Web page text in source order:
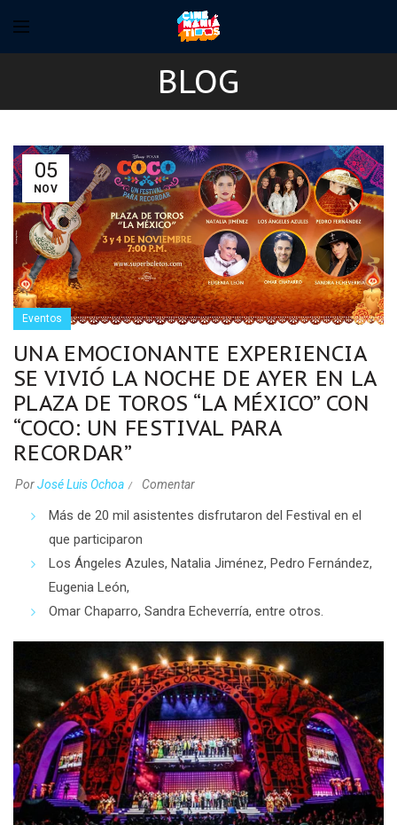
BLOG
05
NOV
Eventos
UNA EMOCIONANTE EXPERIENCIA
SE VIVIÓ LA NOCHE DE AYER EN LA
PLAZA DE TOROS “LA MÉXICO” CON
“COCO: UN FESTIVAL PARA
RECORDAR”
PorJosé Luis Ochoa Comentar
Más de 20 mil asistentes disfrutaron del Festival en el
que participaron
Los Ángeles Azules, Natalia Jiménez, Pedro Fernández,
Eugenia León,
Omar Chaparro, Sandra Echeverría, entre otros.